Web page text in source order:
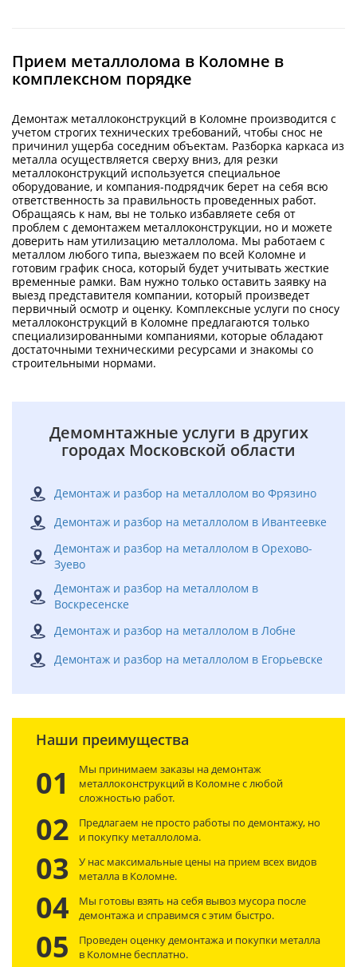
Прием металлолома в Коломне в
комплексном порядке
Демонтаж металлоконструкций в Коломне производится с
учетом строгих технических требований, чтобы снос не
причинил ущерба соседним объектам. Разборка каркаса из
металла осуществляется сверху вниз, для резки
металлоконструкций используется специальное
оборудование, и компания-подрядчик берет на себя всю
ответственность за правильность проведенных работ.
Обращаясь к нам, вы не только избавляете себя от
проблем с демонтажем металлоконструкции, но и можете
доверить нам утилизацию металлолома. Мы работаем с
металлом любого типа, выезжаем по всей Коломне и
готовим график сноса, который будет учитывать жесткие
временные рамки. Вам нужно только оставить заявку на
выезд представителя компании, который произведет
первичный осмотр и оценку. Комплексные услуги по сносу
металлоконструкций в Коломне предлагаются только
специализированными компаниями, которые обладают
достаточными техническими ресурсами и знакомы со
строительными нормами.
Демомнтажные услуги в других
городах Московской области
Демонтаж и разбор на металлолом во Фрязино
Демонтаж и разбор на металлолом в Ивантеевке
Демонтаж и разбор на металлолом в Орехово-
Зуево
Демонтаж и разбор на металлолом в
Воскресенске
Демонтаж и разбор на металлолом в Лобне
Демонтаж и разбор на металлолом в Егорьевске
Наши преимущества
01
Мы принимаем заказы на демонтаж
металлоконструкций в Коломне с любой
сложностью работ.
02
Предлагаем не просто работы по демонтажу, но
и покупку металлолома.
03
У нас максимальные цены на прием всех видов
металла в Коломне.
04
Мы готовы взять на себя вывоз мусора после
демонтажа и справимся с этим быстро.
05
Проведен оценку демонтажа и покупки металла
в Коломне бесплатно.